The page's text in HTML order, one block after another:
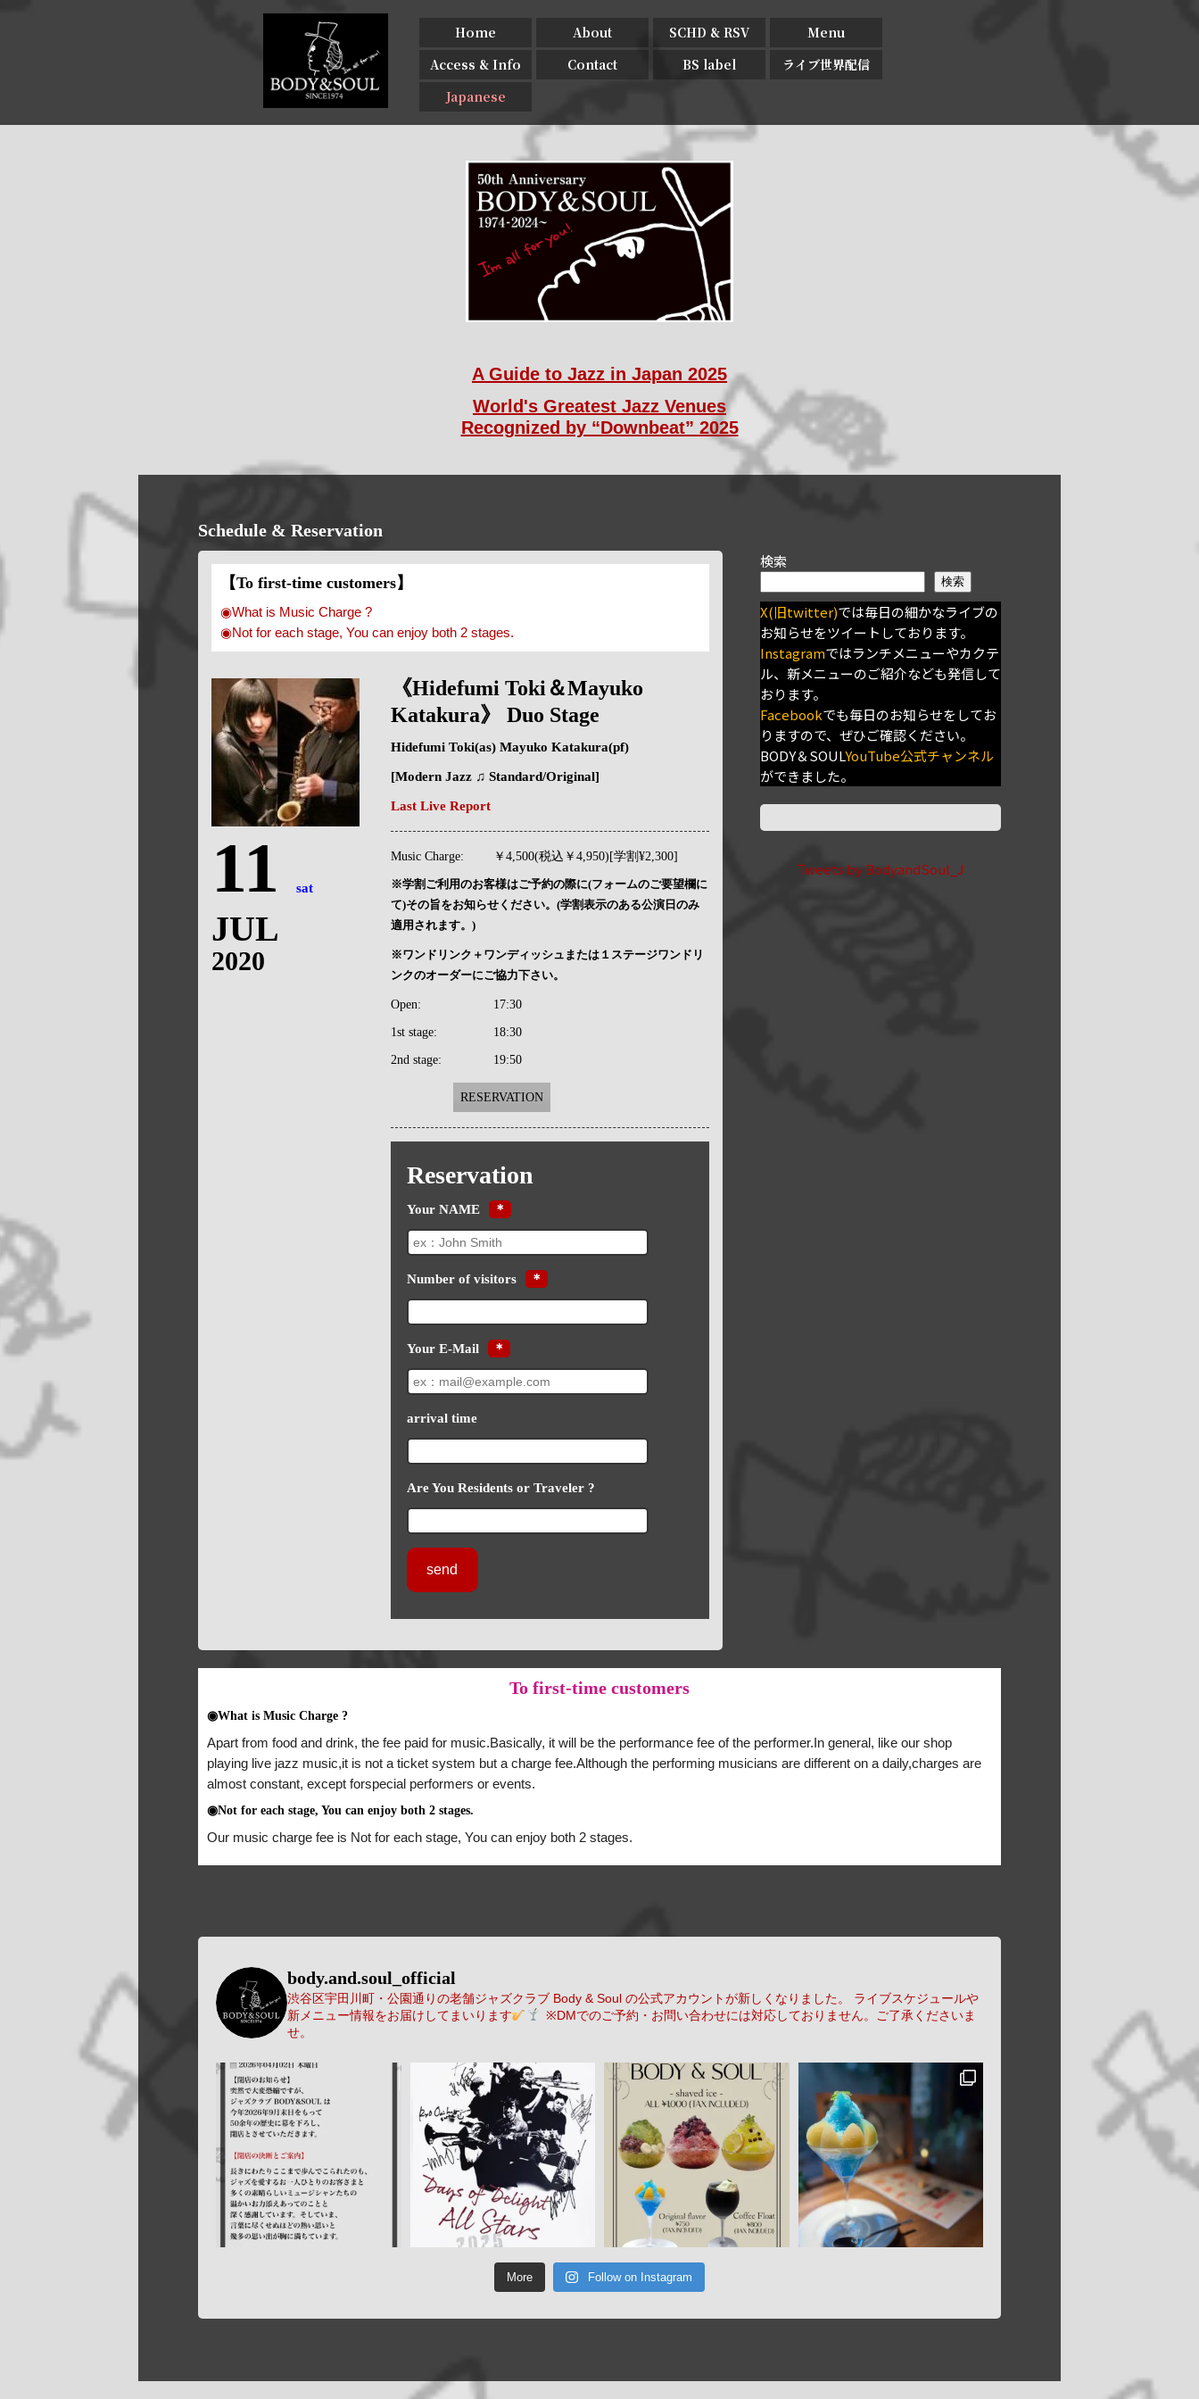
Home About SCHD & RSV
Menu
Access & Info
Contact BS label
ライブ世界配信
Japanese
A Guide to Jazz in Japan 2025
World's Greatest Jazz Venues
Recognized by “Downbeat” 2025
Schedule & Reservation
【To first-time customers】
◉What is Music Charge ?
◉Not for each stage, You can enjoy both 2 stages.
11 sat
JUL
2020
《Hidefumi Toki＆Mayuko
Katakura》 Duo Stage
Hidefumi Toki(as) Mayuko Katakura(pf)
[Modern Jazz ♫ Standard/Original]
Last Live Report
Music Charge: ￥4,500(税込￥4,950)[学割¥2,300]
※学割ご利用のお客様はご予約の際に(フォームのご要望欄に
て)その旨をお知らせください。(学割表示のある公演日のみ
適用されます。)
※ワンドリンク＋ワンディッシュまたは１ステージワンドリ
ンクのオーダーにご協力下さい。
Open: 17:30
1st stage: 18:30
2nd stage: 19:50
RESERVATION
Reservation
Your NAME ＊
Number of visitors ＊
Your E-Mail ＊
arrival time
Are You Residents or Traveler ?
検索
検索
X(旧twitter)では毎日の細かなライブの
お知らせをツイートしております。
Instagramではランチメニューやカクテ
ル、新メニューのご紹介なども発信して
おります。
Facebookでも毎日のお知らせをしてお
りますので、ぜひご確認ください。
BODY＆SOULYouTube公式チャンネル
ができました。
Tweets by BodyandSoul_J
To first-time customers
◉What is Music Charge ?
Apart from food and drink, the fee paid for music.Basically, it will be the performance fee of the performer.In general, like our shop
playing live jazz music,it is not a ticket system but a charge fee.Although the performing musicians are different on a daily,charges are
almost constant, except forspecial performers or events.
◉Not for each stage, You can enjoy both 2 stages.
Our music charge fee is Not for each stage, You can enjoy both 2 stages.
body.and.soul_official
渋谷区宇田川町・公園通りの老舗ジャズクラブ Body & Soul の公式アカウントが新しくなりました。
ライブスケジュールや
新メニュー情報をお届けしてまいります
※DMでのご予約・お問い合わせには対応しておりません。ご了承くださいま
せ。
More Follow on Instagram